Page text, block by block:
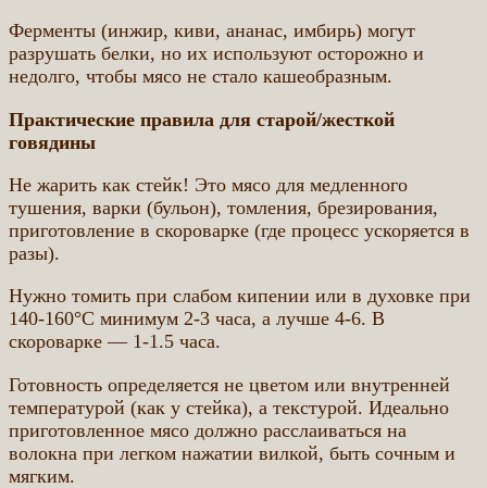
Ферменты (инжир, киви, ананас, имбирь) могут
разрушать белки, но их используют осторожно и
недолго, чтобы мясо не стало кашеобразным.
Практические правила для старой/жесткой
говядины
Не жарить как стейк! Это мясо для медленного
тушения, варки (бульон), томления, брезирования,
приготовление в скороварке (где процесс ускоряется в
разы).
Нужно томить при слабом кипении или в духовке при
140-160°C минимум 2-3 часа, а лучше 4-6. В
скороварке — 1-1.5 часа.
Готовность определяется не цветом или внутренней
температурой (как у стейка), а текстурой. Идеально
приготовленное мясо должно расслаиваться на
волокна при легком нажатии вилкой, быть сочным и
мягким.